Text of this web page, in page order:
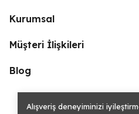
Alışveriş deneyiminizi
Kurumsal
Müşteri İlişkileri
Blog